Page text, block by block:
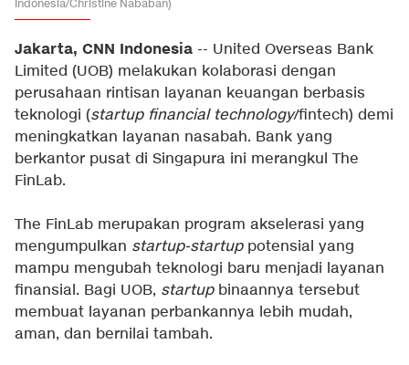
Indonesia/Christine Nababan)
Jakarta, CNN Indonesia -- United Overseas Bank
Limited (UOB) melakukan kolaborasi dengan
perusahaan rintisan layanan keuangan berbasis
teknologi (startup financial technology/fintech) demi
meningkatkan layanan nasabah. Bank yang
berkantor pusat di Singapura ini merangkul The
FinLab.
The FinLab merupakan program akselerasi yang
mengumpulkan startup-startuppotensial yang
mampu mengubah teknologi baru menjadi layanan
finansial. Bagi UOB, startupbinaannya tersebut
membuat layanan perbankannya lebih mudah,
aman, dan bernilai tambah.